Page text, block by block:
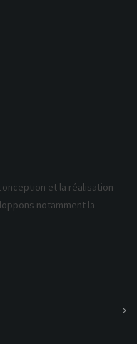
et la réalisation
notamment la